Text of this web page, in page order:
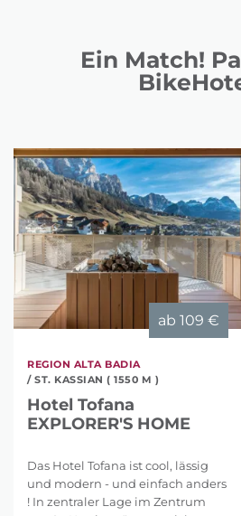
Ein Match!
ab 109 €
REGION ALTA BADIA
/ ST. KASSIAN ( 1550 M )
Hotel Tofana
EXPLORER'S HOME
Das Hotel Tofana ist cool, lässig
und modern - und einfach anders
! In zentraler Lage im Zentrum